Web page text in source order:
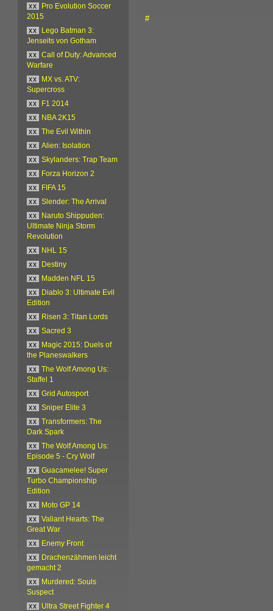
#
xx
Pro Evolution Soccer
2015
xx
Lego Batman 3:
Jenseits von Gotham
xx
Call of Duty: Advanced
Warfare
xx
MX vs. ATV:
Supercross
xx
F1 2014
xx
NBA 2K15
xx
The Evil Within
xx
Alien: Isolation
xx
Skylanders: Trap Team
xx
Forza Horizon 2
xx
FIFA 15
xx
Slender: The Arrival
xx
Naruto Shippuden:
Ultimate Ninja Storm
Revolution
xx
NHL 15
xx
Destiny
xx
Madden NFL 15
xx
Diablo 3: Ultimate Evil
Edition
xx
Risen 3: Titan Lords
xx
Sacred 3
xx
Magic 2015: Duels of
the Planeswalkers
xx
The Wolf Among Us:
Staffel 1
xx
Grid Autosport
xx
Sniper Elite 3
xx
Transformers: The
Dark Spark
xx
The Wolf Among Us:
Episode 5 - Cry Wolf
xx
Guacamelee! Super
Turbo Championship
Edition
xx
Moto GP 14
xx
Valiant Hearts: The
Great War
xx
Enemy Front
xx
Drachenzähmen leicht
gemacht 2
xx
Murdered: Souls
Suspect
xx
Ultra Street Fighter 4